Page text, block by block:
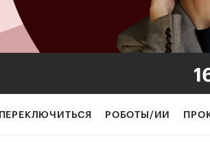
ПЕРЕКЛЮЧИТЬСЯ РОБОТЫ/ИИ